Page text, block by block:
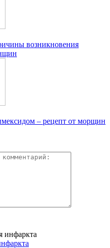
возникновения
– рецепт от морщин